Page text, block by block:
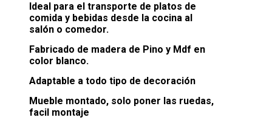
Ideal para el transporte de platos de
comida y bebidas desde la cocina al
salón o comedor.
Fabricado de madera de Pino y Mdf en
color blanco.
Adaptable a todo tipo de decoración
Mueble montado, solo poner las ruedas,
facil montaje